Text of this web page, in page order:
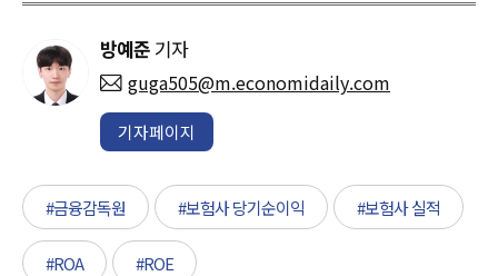
방예준 기자
guga505@m.economidaily.com
기자페이지
#금융감독원 #보험사 당기순이익 #보험사 실적
#ROA #ROE